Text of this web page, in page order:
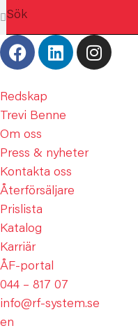
Redskap
Trevi Benne
Om oss
Press & nyheter
Kontakta oss
Återförsäljare
Prislista
Katalog
Karriär
ÅF-portal
044 – 817 07
info@rf-system.se
en